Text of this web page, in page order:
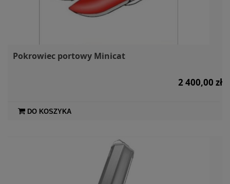
Pokrowiec portowy Minicat
2 400,00 zł
DO KOSZYKA